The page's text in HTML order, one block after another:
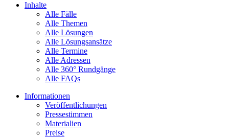
Inhalte
Alle Fälle
Alle Themen
Alle Lösungen
Alle Lösungsansätze
Alle Termine
Alle Adressen
Alle 360° Rundgänge
Alle FAQs
Informationen
Veröffentlichungen
Pressestimmen
Materialien
Preise